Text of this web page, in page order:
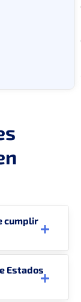
cumplir
Estados